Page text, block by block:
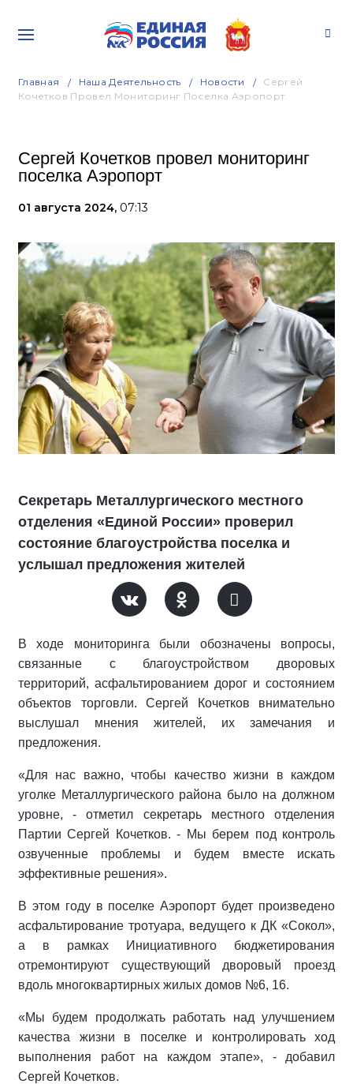
Главная Наша Деятельность Новости
Сергей
Кочетков Провел Мониторинг Поселка Аэропорт
Сергей Кочетков провел мониторинг
поселка Аэропорт
01 августа 2024, 07:13
Секретарь Металлургического местного
отделения «Единой России» проверил
состояние благоустройства поселка и
услышал предложения жителей
В ходе мониторинга были обозначены вопросы,
связанные с благоустройством дворовых
территорий, асфальтированием дорог и состоянием
объектов торговли. Сергей Кочетков внимательно
выслушал мнения жителей, их замечания и
предложения.
«Для нас важно, чтобы качество жизни в каждом
уголке Металлургического района было на должном
уровне, - отметил секретарь местного отделения
Партии Сергей Кочетков. - Мы берем под контроль
озвученные проблемы и будем вместе искать
эффективные решения».
В этом году в поселке Аэропорт будет произведено
асфальтирование тротуара, ведущего к ДК «Сокол»,
а в рамках Инициативного бюджетирования
отремонтируют существующий дворовый проезд
вдоль многоквартирных жилых домов №6, 16.
«Мы будем продолжать работать над улучшением
качества жизни в поселке и контролировать ход
выполнения работ на каждом этапе», - добавил
Сергей Кочетков.